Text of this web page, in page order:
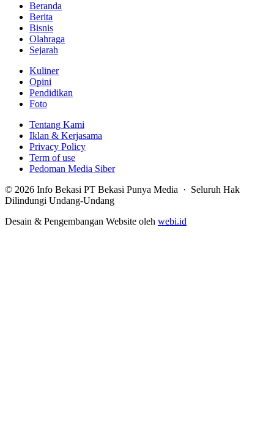
Beranda
Berita
Bisnis
Olahraga
Sejarah
Kuliner
Opini
Pendidikan
Foto
Tentang Kami
Iklan & Kerjasama
Privacy Policy
Term of use
Pedoman Media Siber
© 2026 Info Bekasi PT Bekasi Punya Media · Seluruh Hak
Dilindungi Undang-Undang
Desain & Pengembangan Website oleh webi.id